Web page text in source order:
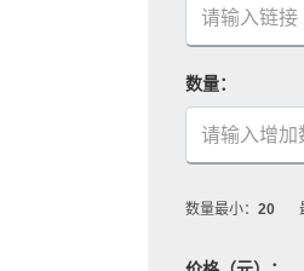
数量：
数量最小： 20